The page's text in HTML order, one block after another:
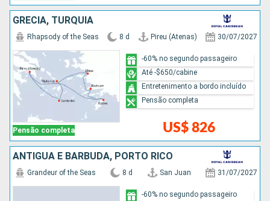
GRÉCIA, TURQUIA
Pensão completa
Rhapsody of the Seas 8 d Pireu (Atenas) 30/07/2027
US$ 826
-60% no segundo passageiro
Até -$650/cabine
Entretenimento a bordo incluído
Pensão completa
ANTIGUA E BARBUDA, PORTO RICO
Grandeur of the Seas 8 d San Juan 31/07/2027
-60% no segundo passageiro